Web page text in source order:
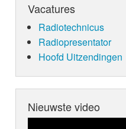
Vacatures
Radiotechnicus
Radiopresentator
Hoofd Uitzendingen
Nieuwste video